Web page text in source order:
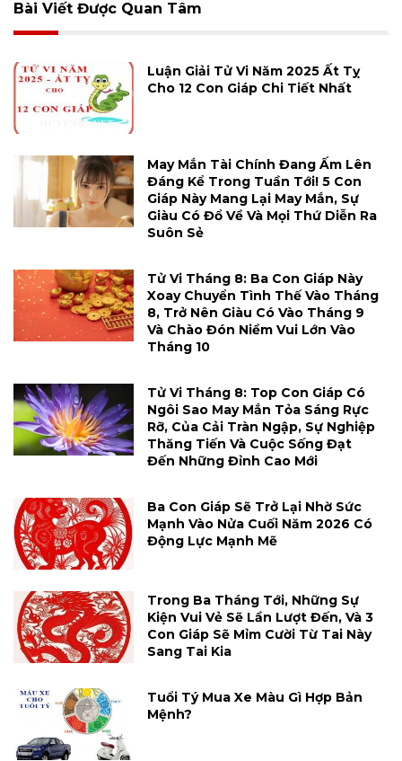
Bài Viết Được Quan Tâm
Luận Giải Tử Vi Năm 2025 Ất Tỵ
Cho 12 Con Giáp Chi Tiết Nhất
May Mắn Tài Chính Đang Ấm Lên
Đáng Kể Trong Tuần Tới! 5 Con
Giáp Này Mang Lại May Mắn, Sự
Giàu Có Đổ Về Và Mọi Thứ Diễn Ra
Suôn Sẻ
Tử Vi Tháng 8: Ba Con Giáp Này
Xoay Chuyển Tình Thế Vào Tháng
8, Trở Nên Giàu Có Vào Tháng 9
Và Chào Đón Niềm Vui Lớn Vào
Tháng 10
Tử Vi Tháng 8: Top Con Giáp Có
Ngôi Sao May Mắn Tỏa Sáng Rực
Rỡ, Của Cải Tràn Ngập, Sự Nghiệp
Thăng Tiến Và Cuộc Sống Đạt
Đến Những Đỉnh Cao Mới
Ba Con Giáp Sẽ Trở Lại Nhờ Sức
Mạnh Vào Nửa Cuối Năm 2026 Có
Động Lực Mạnh Mẽ
Trong Ba Tháng Tới, Những Sự
Kiện Vui Vẻ Sẽ Lần Lượt Đến, Và 3
Con Giáp Sẽ Mỉm Cười Từ Tai Này
Sang Tai Kia
Tuổi Tý Mua Xe Màu Gì Hợp Bản
Mệnh?